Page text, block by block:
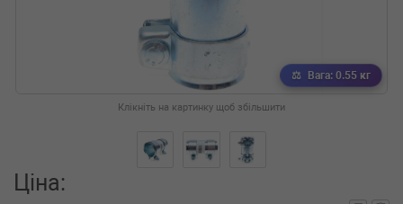
Вага: 0.55 кг
Клікніть на картинку щоб збільшити
Ціна: